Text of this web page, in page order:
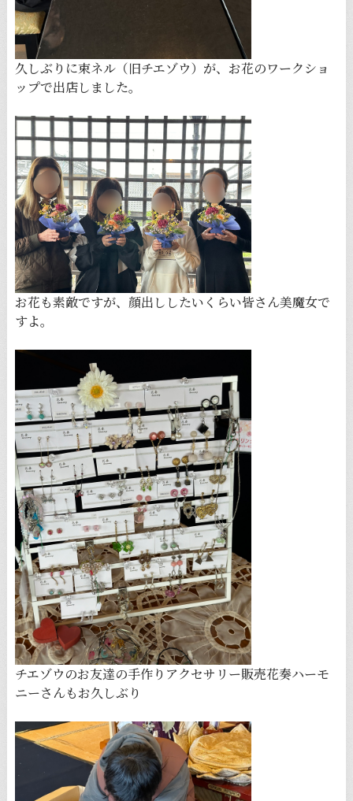
久しぶりに束ネル（旧チエゾウ）が、お花のワークショ
ップで出店しました。
お花も素敵ですが、顔出ししたいくらい皆さん美魔女で
すよ。
チエゾウのお友達の手作りアクセサリー販売花奏ハーモ
ニーさんもお久しぶり